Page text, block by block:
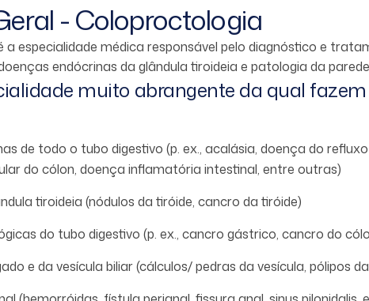
- Coloproctologia
a especialidade médica responsável pelo diagnóstico e
endócrinas da glândula tiroideia e patologia da
muito abrangente da qual
de todo o tubo digestivo (p. ex., acalásia, doença do
do cólon, doença inflamatória intestinal, entre outras)
tiroideia (nódulos da tiróide, cancro da tiróide)
do tubo digestivo (p. ex., cancro gástrico, cancro do
e da vesícula biliar (cálculos/ pedras da vesícula, pólipos